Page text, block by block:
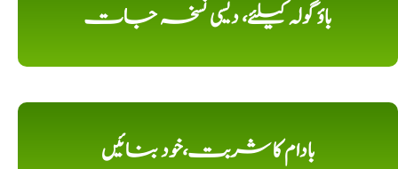
باؤ گولہ کیلئے، دیسی نسخہ جات
بادام کا شربت،خود بنائیں